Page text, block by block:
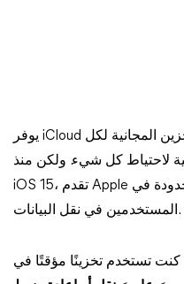
يوفر iCloud فقط 5 جيجابايت من مساحة التخزين المجانية لكل
لاحتياط كل شيء. ولكن منذ
iOS 15، تقدم Apple مساحة غير محدودة في iCloud لمساعدة
المستخدمين في نقل البيانات.